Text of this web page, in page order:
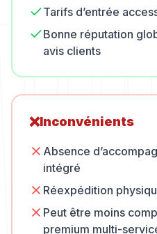
Tarifs d’entrée
Bonne réputation
avis clients
❌Inconvénients
Absence
intégré
Réexpédition
Peut être moins
premium multi-